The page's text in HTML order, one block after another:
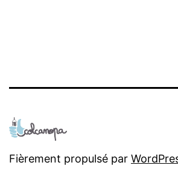
Fièrement propulsé par